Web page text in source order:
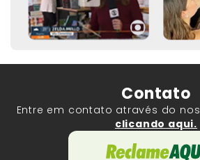
Contato
Entre em contato através do
clicando aqui.